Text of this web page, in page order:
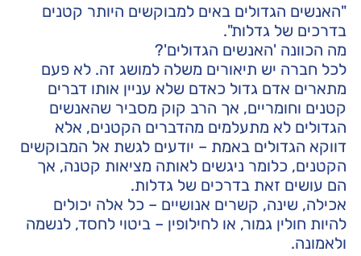
"האנשים הגדולים באים למבוקשים היותר קטנים
בדרכים של גדלות".
מה הכוונה 'האנשים הגדולים'?
לכל חברה יש תיאורים משלה למושג זה. לא פעם
מתארים אדם גדול כאדם שלא עניין אותו דברים
קטנים וחומריים, אך הרב קוק מסביר שהאנשים
הגדולים לא מתעלמים מהדברים הקטנים, אלא
דווקא הגדולים באמת – יודעים לגשת אל המבוקשים
הקטנים, כלומר ניגשים לאותה מציאות קטנה, אך
הם עושים זאת בדרכים של גדלות.
אכילה, שינה, קשרים אנושיים – כל אלה יכולים
להיות חולין גמור, או לחילופין – ביטוי לחסד, לנשמה
ולאמונה.